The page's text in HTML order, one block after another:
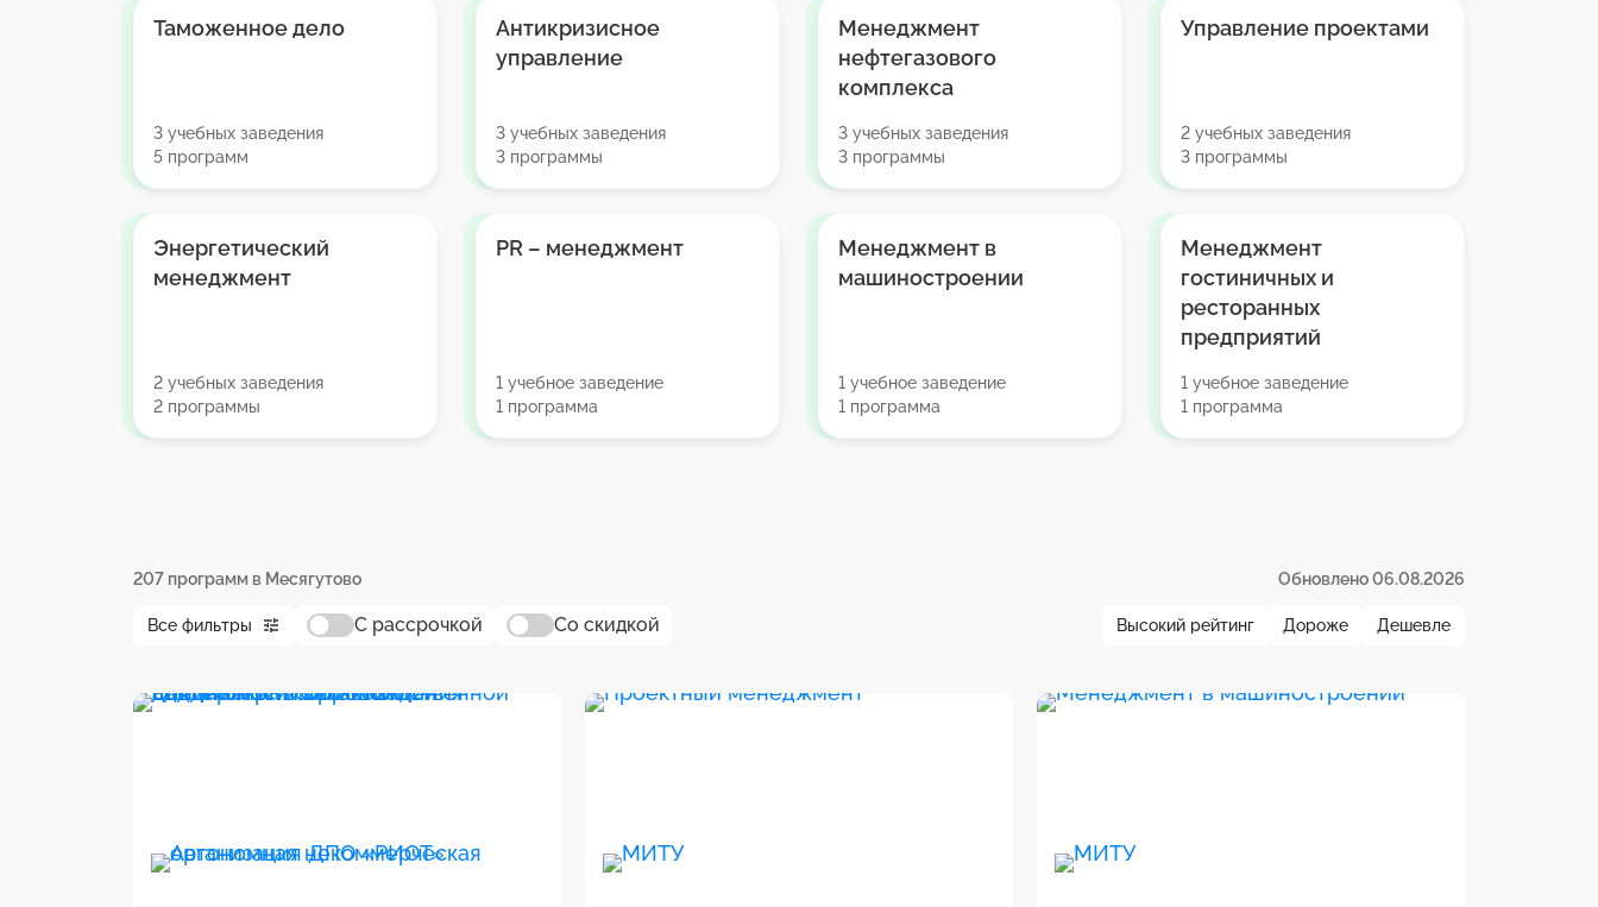
Таможенное дело
3 учебных заведения
5 программ
Антикризисное
управление
3 учебных заведения
3 программы
Менеджмент
нефтегазового
комплекса
3 учебных заведения
3 программы
Управление проектами
2 учебных заведения
3 программы
Энергетический
менеджмент
2 учебных заведения
2 программы
PR – менеджмент
1 учебное заведение
1 программа
Менеджмент в
машиностроении
1 учебное заведение
1 программа
Менеджмент
гостиничных и
ресторанных
предприятий
1 учебное заведение
1 программа
207 программ в Месягутово Обновлено 06.08.2026
Все фильтры С рассрочкой Со скидкой Высокий рейтинг Дороже Дешевле